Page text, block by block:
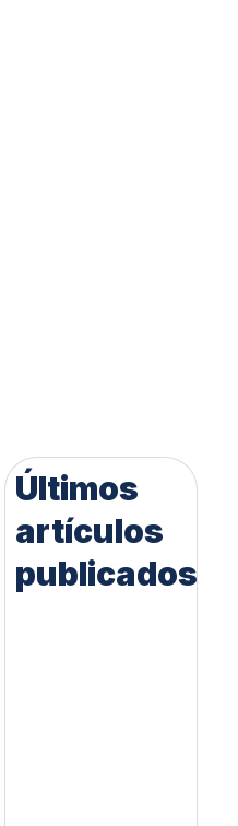
Últimos
artículos
publicados